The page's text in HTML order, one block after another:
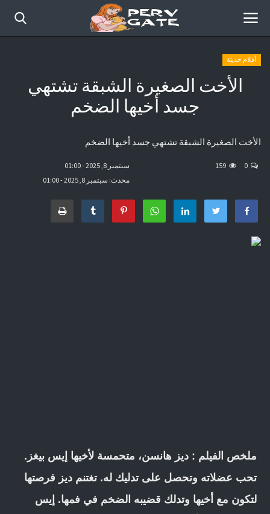
الرئيسية
قصص مصورة
أفلام حديثة
الأخت الصغيرة الشبقة تشتهي
جسد أخيها الضخم
الأخت الصغيرة الشبقة تشتهي جسد أخيها الضخم
سبتمبر 8, 2025 - 01:00
محدث: سبتمبر 8, 2025 - 01:00
0
159
ملخص الفيلم : ديز هانسن، متحمسة لأخيها إيس بيغز.
تحب عضلاته وتحصل على تدليك له. تغتنم ديز فرصتها
لتكون مع أخيها وتدلك قضيبه الضخم في فمها. إيس